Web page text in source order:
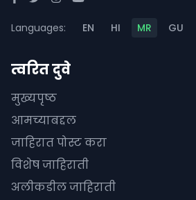
Languages: EN HI MR GU
त्वरित दुवे
मुख्यपृष्ठ
आमच्याबद्दल
जाहिरात पोस्ट करा
विशेष जाहिराती
अलीकडील जाहिराती